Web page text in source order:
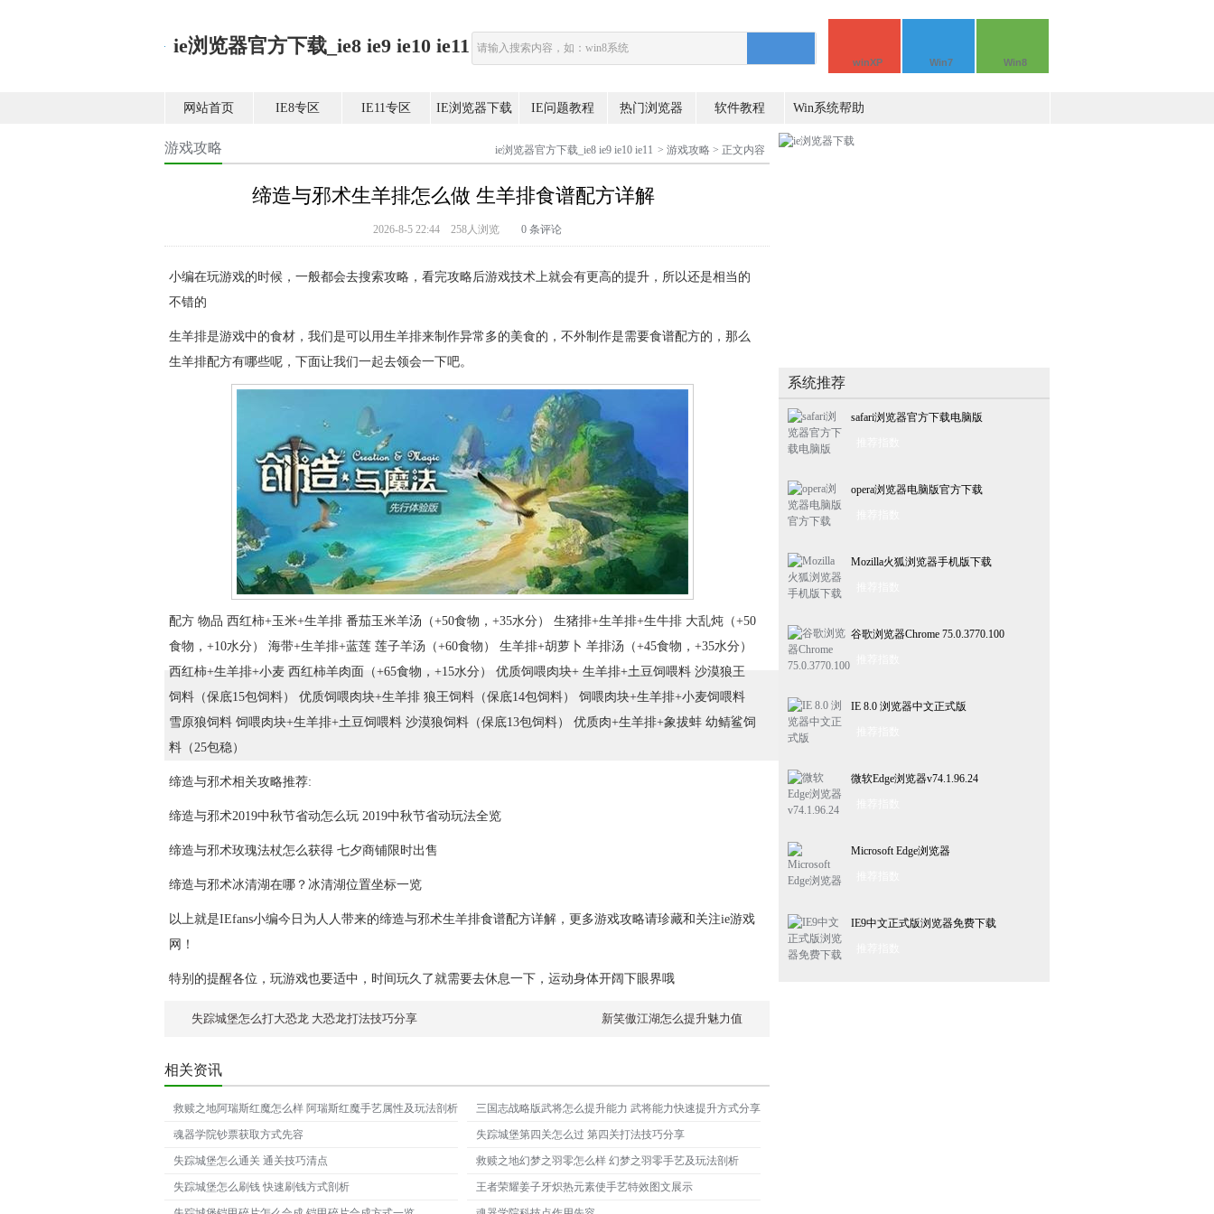
ie浏览器官方下载_ie8 ie9 ie10 ie11
winXP Win7 Win8
网站首页 IE8专区 IE11专区 IE浏览器下载 IE问题教程 热门浏览器 软件教程 Win系统帮助
游戏攻略 ie浏览器官方下载_ie8 ie9 ie10 ie11 > 游戏攻略 > 正文内容
缔造与邪术生羊排怎么做 生羊排食谱配方详解
2026-8-5 22:44 258人浏览 0 条评论
小编在玩游戏的时候，一般都会去搜索攻略，看完攻略后游戏技术上就会有更高的提升，所以还是相当的
不错的
生羊排是游戏中的食材，我们是可以用生羊排来制作异常多的美食的，不外制作是需要食谱配方的，那么
生羊排配方有哪些呢，下面让我们一起去领会一下吧。
配方 物品 西红柿+玉米+生羊排 番茄玉米羊汤（+50食物，+35水分） 生猪排+生羊排+生牛排 大乱炖（+50
食物，+10水分） 海带+生羊排+蓝莲 莲子羊汤（+60食物） 生羊排+胡萝卜 羊排汤（+45食物，+35水分）
西红柿+生羊排+小麦 西红柿羊肉面（+65食物，+15水分） 优质饲喂肉块+ 生羊排+土豆饲喂料 沙漠狼王
饲料（保底15包饲料） 优质饲喂肉块+生羊排 狼王饲料（保底14包饲料） 饲喂肉块+生羊排+小麦饲喂料
雪原狼饲料 饲喂肉块+生羊排+土豆饲喂料 沙漠狼饲料（保底13包饲料） 优质肉+生羊排+象拔蚌 幼鲭鲨饲
料（25包稳）
缔造与邪术相关攻略推荐:
缔造与邪术2019中秋节省动怎么玩 2019中秋节省动玩法全览
缔造与邪术玫瑰法杖怎么获得 七夕商铺限时出售
缔造与邪术冰清湖在哪？冰清湖位置坐标一览
以上就是IEfans小编今日为人人带来的缔造与邪术生羊排食谱配方详解，更多游戏攻略请珍藏和关注ie游戏
网！
特别的提醒各位，玩游戏也要适中，时间玩久了就需要去休息一下，运动身体开阔下眼界哦
失踪城堡怎么打大恐龙 大恐龙打法技巧分享 新笑傲江湖怎么提升魅力值
相关资讯
救赎之地阿瑞斯红魔怎么样 阿瑞斯红魔手艺属性及玩法剖析 三国志战略版武将怎么提升能力 武将能力快速提升方式分享
魂器学院钞票获取方式先容 失踪城堡第四关怎么过 第四关打法技巧分享
失踪城堡怎么通关 通关技巧清点 救赎之地幻梦之羽零怎么样 幻梦之羽零手艺及玩法剖析
失踪城堡怎么刷钱 快速刷钱方式剖析 王者荣耀姜子牙炽热元素使手艺特效图文展示
系统推荐
safari浏览器官方下载电脑版
opera浏览器电脑版官方下载
Mozilla火狐浏览器手机版下载
谷歌浏览器Chrome 75.0.3770.100
IE 8.0 浏览器中文正式版
微软Edge浏览器v74.1.96.24
Microsoft Edge浏览器
IE9中文正式版浏览器免费下载